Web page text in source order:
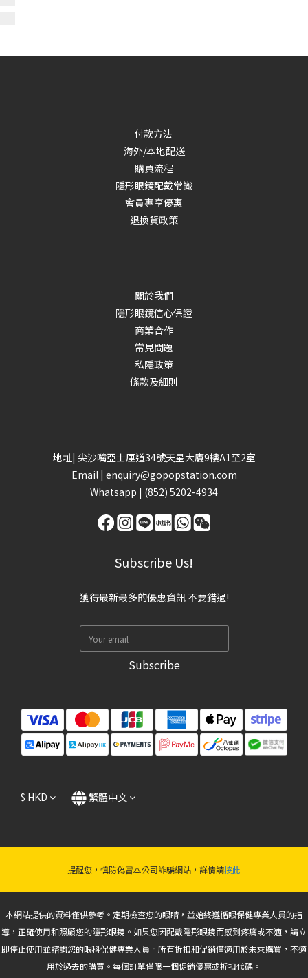
付款方法
海外/本地配送
購買流程
隱形眼鏡配戴常識
會員專享優惠
退換貨政策
關於我們
隱形眼鏡信心保證
商業合作
常見問題
私隱政策
條款及細則
地址| 尖沙嘴亞士厘道34號天星大廈9樓A1至2室
Email | enquiry@gopopstation.com
Whatsapp | (852) 5202-4934
Subscribe Us!
獲得最新最多的優惠資訊 不要錯過!
Subscribe
$ HKD 繁體中文
提醒您，慎防偽冒本公司詐騙網站，詳情請按此
本網站提供的資料僅供參考。定期檢查您的眼睛，並始終遵循眼保健專業人員的指
導，正確使用和照顧您的隱形眼鏡。如果您因配戴隱形眼鏡而感到疼痛或不適，請立
即停止使用並諮詢您的眼科保健專業人員。所有折扣和促銷僅適用於未來購買，不適
用於過去的購買。每個訂單僅限一個促銷優惠或折扣代碼。